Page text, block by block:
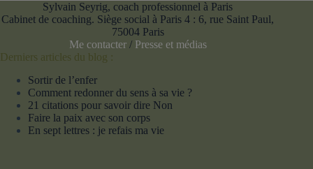
Sylvain Seyrig, coach professionnel à Paris
Cabinet de coaching. Siège social à Paris 4 : 6, rue Saint Paul,
75004 Paris
Me contacter/ Presse et médias
Derniers articles du blog :
Sortir de l’enfer
Comment redonner du sens à sa vie ?
21 citations pour savoir dire Non
Faire la paix avec son corps
En sept lettres : je refais ma vie